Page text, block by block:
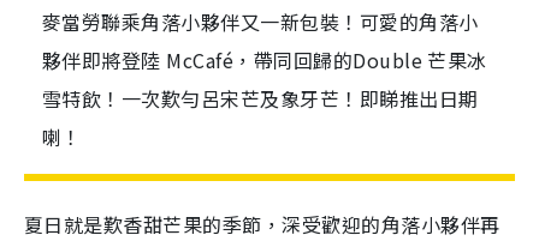
麥當勞聯乘角落小夥伴又一新包裝！可愛的角落小
夥伴即將登陸 McCafé，帶同回歸的Double 芒果冰
雪特飲！一次歎勻呂宋芒及象牙芒！即睇推出日期
喇！
夏日就是歎香甜芒果的季節，深受歡迎的角落小夥伴再